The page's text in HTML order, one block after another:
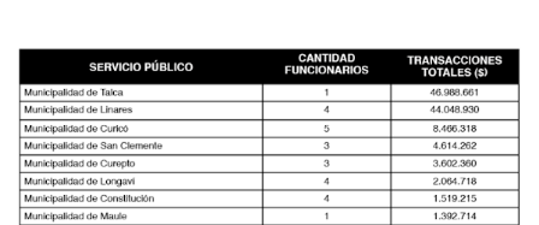
malestares físicos. Dada la complejidad de su estado de salud, el
equipo médico determinó su traslado de urgencia al Hospital
Regional de Talca y dado la urgencia la ambulancia partió hacia
Talca con escolta de Carabineros. En medio del traslado, el
estudiante de medicina de 25 años, se agravó y pese a los esfuerzos
del personal de emergencia terminó falleciendo, sin alcanzar a